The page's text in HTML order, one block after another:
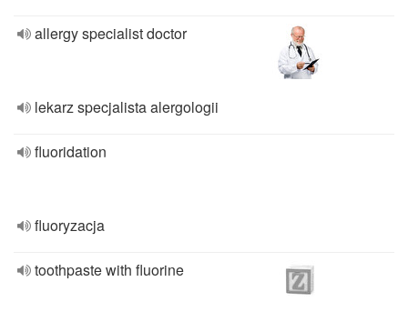
allergy specialist doctor
lekarz specjalista alergologii
fluoridation
fluoryzacja
toothpaste with fluorine